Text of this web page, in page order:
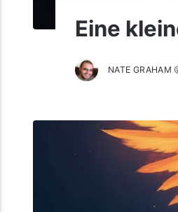
Eine
NATE GRAHAM